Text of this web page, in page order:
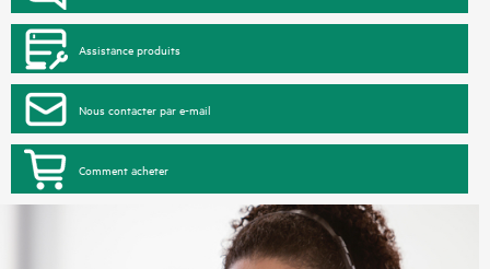
Assistance produits
Nous contacter par e-mail
Comment acheter